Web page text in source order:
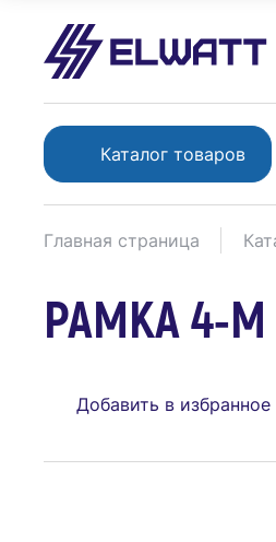
Каталог товаров
Главная страница
РАМКА 4-М
Добавить в избранное